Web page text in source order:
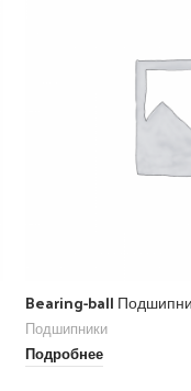
Bearing-ball
Подшипники
Подробнее